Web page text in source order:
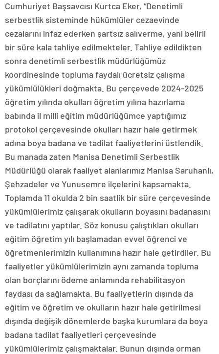
Cumhuriyet Başsavcısı Kurtca Eker, “Denetimli
serbestlik sisteminde hükümlüler cezaevinde
cezalarını infaz ederken şartsız salıverme, yani belirli
bir süre kala tahliye edilmekteler. Tahliye edildikten
sonra denetimli serbestlik müdürlüğümüz
koordinesinde topluma faydalı ücretsiz çalışma
yükümlülükleri doğmakta. Bu çerçevede 2024-2025
öğretim yılında okulları öğretim yılına hazırlama
babında il milli eğitim müdürlüğümce yaptığımız
protokol çerçevesinde okulları hazır hale getirmek
adına boya badana ve tadilat faaliyetlerini üstlendik.
Bu manada zaten Manisa Denetimli Serbestlik
Müdürlüğü olarak faaliyet alanlarımız Manisa Saruhanlı,
Şehzadeler ve Yunusemre ilçelerini kapsamakta.
Toplamda 11 okulda 2 bin saatlik bir süre çerçevesinde
yükümlülerimiz çalışarak okulların boyasını badanasını
ve tadilatını yaptılar. Söz konusu çalıştıkları okulları
eğitim öğretim yılı başlamadan evvel öğrenci ve
öğretmenlerimizin kullanımına hazır hale getirdiler. Bu
faaliyetler yükümlülerimizin aynı zamanda topluma
olan borçlarını ödeme anlamında rehabilitasyon
faydası da sağlamakta. Bu faaliyetlerin dışında da
eğitim ve öğretim ve okulların hazır hale getirilmesi
dışında değişik dönemlerde başka kurumlara da boya
badana tadilat faaliyetleri çerçevesinde
yükümlülerimiz çalışmaktalar. Bunun dışında orman